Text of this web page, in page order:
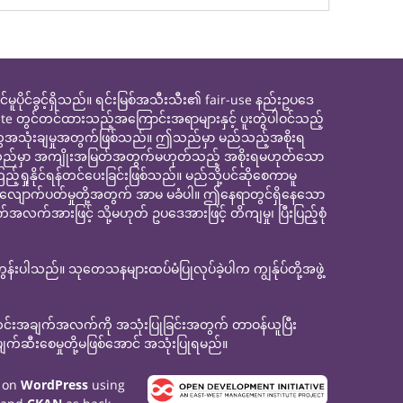
င်ခွင့်ရှိသည်။ ရင်းမြစ်အသီးသီး၏ fair-use နည်းဥပဒေ
တွင်တင်ထားသည့်အကြောင်းအရာများနှင့် ပူးတွဲပါဝင်သည့်
ထွေအသုံးချမှုအတွက်ဖြစ်သည်။ ဤသည်မှာ မည်သည့်အစိုးရ
ဤသည်မှာ အကျိုးအမြတ်အတွက်မဟုတ်သည့် အစိုးရမဟုတ်သော
နိုင်ရန်တင်ပေးခြင်းဖြစ်သည်။ မည်သို့ပင်ဆိုစေကာမူ
လျောက်ပတ်မှုတို့အတွက် အာမ မခံပါ။ ဤနေရာတွင်ရှိနေသော
အားဖြင့် သို့မဟုတ် ဥပဒေအားဖြင့် တိကျမှု၊ ပြီးပြည့်စုံ
ပါသည်။ သုတေသနများထပ်မံပြုလုပ်ခဲ့ပါက ကျွန်ုပ်တို့အဖွဲ့
သတင်းအချက်အလက်ကို အသုံးပြုခြင်းအတွက် တာဝန်ယူပြီး
ျက်ဆီးစေမှုတို့မဖြစ်အောင် အသုံးပြုရမည်။
WordPressusing